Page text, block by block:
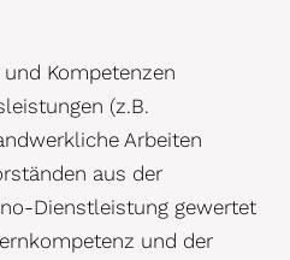
Kompetenzen
(z.B.
Arbeiten
aus der
Dienstleistung gewertet
und der